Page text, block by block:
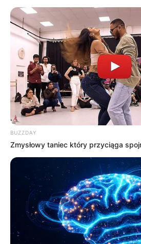
BUZZDAY
Zmysłowy taniec który przyciąga